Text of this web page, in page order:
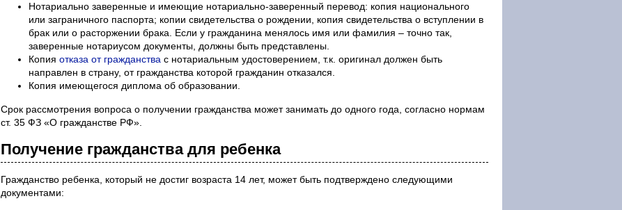
Нотариально заверенные и имеющие нотариально-заверенный перевод: копия национального
или заграничного паспорта; копии свидетельства о рождении, копия свидетельства о вступлении в
брак или о расторжении брака. Если у гражданина менялось имя или фамилия – точно так,
заверенные нотариусом документы, должны быть представлены.
Копия отказа от гражданства с нотариальным удостоверением, т.к. оригинал должен быть
направлен в страну, от гражданства которой гражданин отказался.
Копия имеющегося диплома об образовании.
Срок рассмотрения вопроса о получении гражданства может занимать до одного года, согласно нормам
ст. 35 ФЗ «О гражданстве РФ».
Получение гражданства для ребенка
Гражданство ребенка, который не достиг возраста 14 лет, может быть подтверждено следующими
документами: